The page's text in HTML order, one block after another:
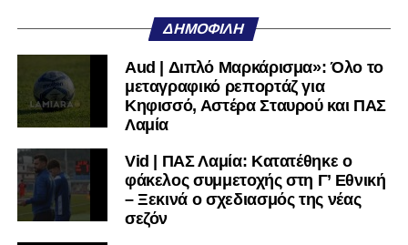
Twitterκαι στοInstagram
μαθαίνετε σε χρόνο dt όλα τα νέα.
ΔΗΜΟΦΙΛΉ
Aud | Διπλό Μαρκάρισμα»: Όλο το
μεταγραφικό ρεπορτάζ για
Κηφισσό, Αστέρα Σταυρού και ΠΑΣ
Λαμία
Vid | ΠΑΣ Λαμία: Κατατέθηκε ο
φάκελος συμμετοχής στη Γ’ Εθνική
– Ξεκινά ο σχεδιασμός της νέας
σεζόν